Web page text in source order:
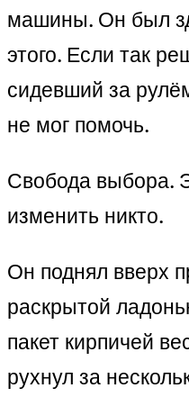
машины. Он был
этого. Если так
сидевший за
не мог помочь.
Свобода выбора.
изменить никто.
Он поднял вверх
раскрытой
пакет кирпичей
рухнул за